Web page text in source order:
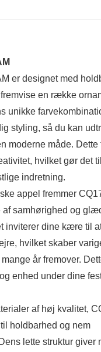
fester. Dets
er designet med
en række
unikke
styling, så du kan
moderne måde.
hvilket gør det
indretning.
appel fremmer
af samhørighed og
inviterer dine kære til
hvilket skaber
år fremover.
enhed under dine
af høj kvalitet,
holdbarhed og nem
lette struktur giver